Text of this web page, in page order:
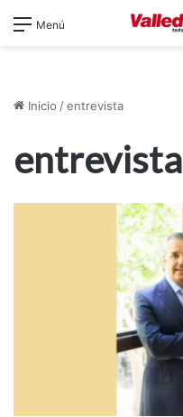
Menú
Inicio /entrevista
entrevista